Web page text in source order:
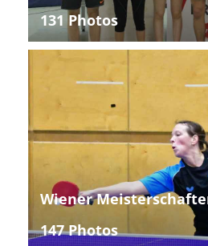
131 Photos
Wiener
147 Photos